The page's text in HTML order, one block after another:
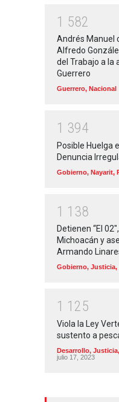
1 582
Andrés Manuel
Alfredo
del Trabajo a la
Guerrero
Guerrero, Nacional
1 394
Posible Huelga
Denuncia
Gobierno, Nayarit,
1 1 38
Detienen “El
Michoacán y
Armando
Gobierno, Justicia,
1 1 25
Viola la Ley
sustento a
Desarrollo, Justicia,
julio 17, 2023